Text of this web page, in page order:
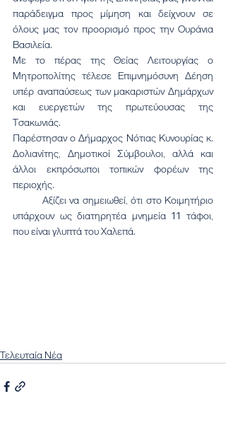
παράδειγμα προς μίμηση και δείχνουν σε
όλους μας τον προορισμό προς την Ουράνια
Βασιλεία.
Με το πέρας της Θείας Λειτουργίας ο
Μητροπολίτης τέλεσε Επιμνημόσυνη Δέηση
υπέρ αναπαύσεως των μακαριστών Δημάρχων
και ευεργετών της πρωτεύουσας της
Τσακωνιάς.
Παρέστησαν ο Δήμαρχος Νότιας Κυνουρίας κ.
Δολιανίτης, Δημοτικοί Σύμβουλοι, αλλά και
άλλοι εκπρόσωποι τοπικών φορέων της
περιοχής.
υπάρχουν ως διατηρητέα μνημεία 11 τάφοι,
που είναι γλυπτά του Χαλεπά.
Τελευταία Νέα